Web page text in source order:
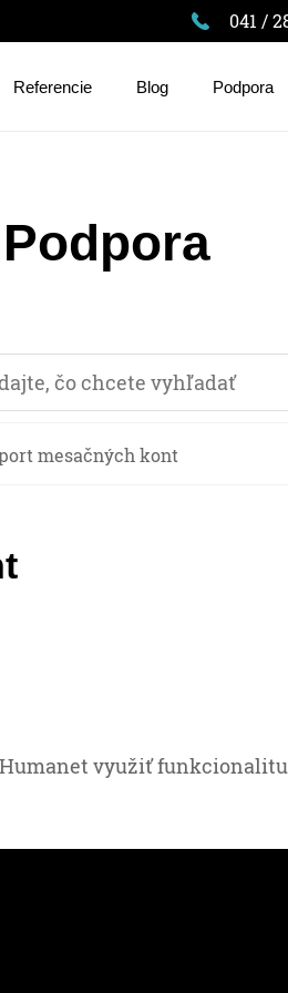
041 /
Referencie Blog Podpora
Podpora
mesačných kont
Humanet využiť funkcionalitu